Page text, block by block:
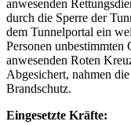
anwesenden
durch die Sperre der
dem Tunnelportal ein
Personen unbestimmten
anwesenden Roten
Abgesichert, nahmen
Brandschutz.
Eingesetzte Kräfte: